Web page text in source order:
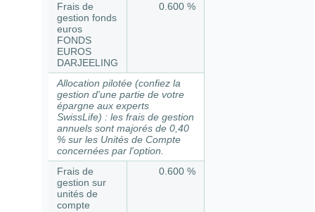
Frais de
gestion fonds
euros
FONDS
EUROS
DARJEELING
0.600 %
Allocation pilotée (confiez la
gestion d'une partie de votre
épargne aux experts
SwissLife) : les frais de gestion
annuels sont majorés de 0,40
% sur les Unités de Compte
concernées par l'option.
Frais de
gestion sur
unités de
compte
0.600 %